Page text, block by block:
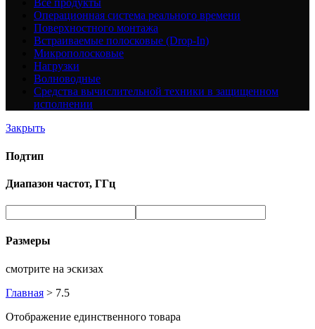
Все продукты
Операционная система реального времени
Поверхностного монтажа
Встраиваемые полосковые (Drop-In)
Микрополосковые
Нагрузки
Волноводные
Средства вычислительной техники в защищенном
исполнении
Закрыть
Подтип
Диапазон частот, ГГц
Размеры
смотрите на эскизах
Главная > 7.5
Отображение единственного товара